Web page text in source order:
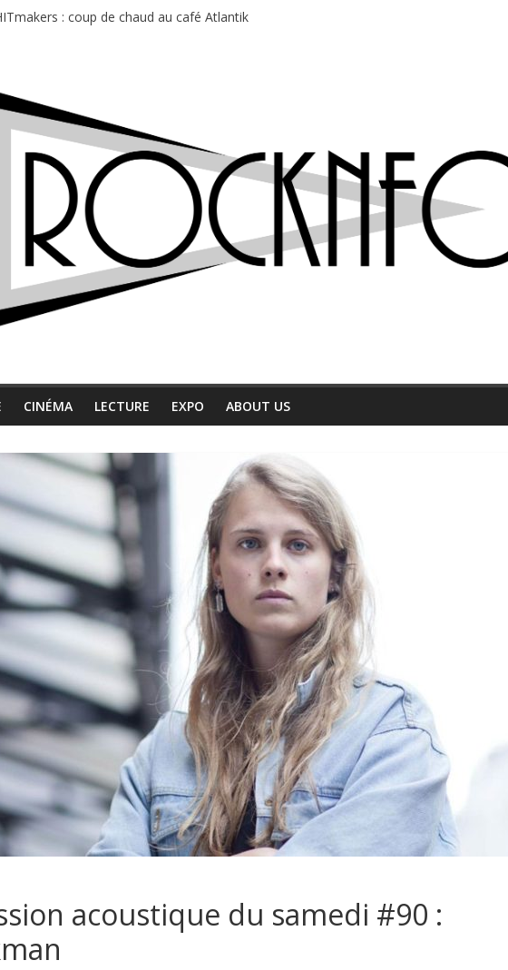
: coup de chaud au café Atlantik
: la leçon de pop du Professeur Puth
CINÉMA LECTURE EXPO ABOUT US
acoustique du samedi #90 :